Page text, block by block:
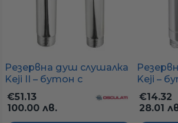
Резервна душ слушалка
Keji II – бутон с
постоянен поток,
хромиран месинг
€51.13
100.00 лв.
Keji –
€14.32
28.01